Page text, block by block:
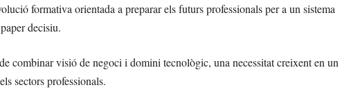
formativa orientada a preparar els futurs professionals per a un sistema
decisiu.
combinar visió de negoci i domini tecnològic, una necessitat creixent en un
sectors professionals.